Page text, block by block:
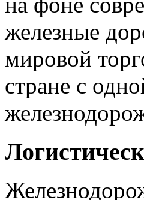
железные
мировой
стране с